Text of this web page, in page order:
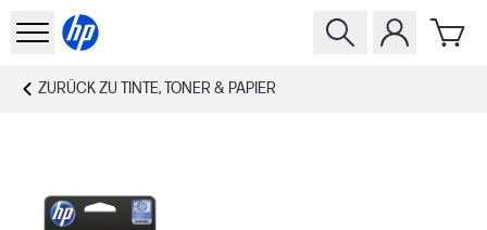
ZURÜCK ZU TINTE, TONER & PAPIER